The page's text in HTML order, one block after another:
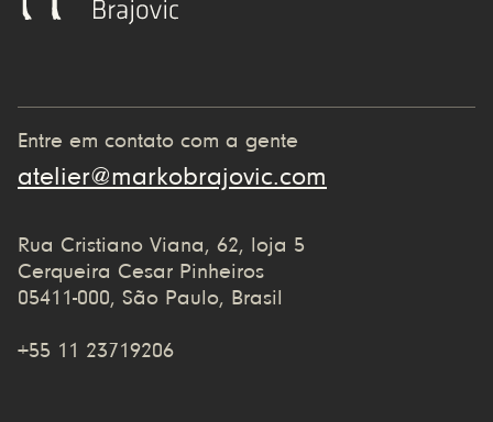
Entre em contato com a gente
atelier@markobrajovic.com
Rua Cristiano Viana, 62, loja 5
Cerqueira Cesar Pinheiros
05411-000, São Paulo, Brasil
+55 11 23719206